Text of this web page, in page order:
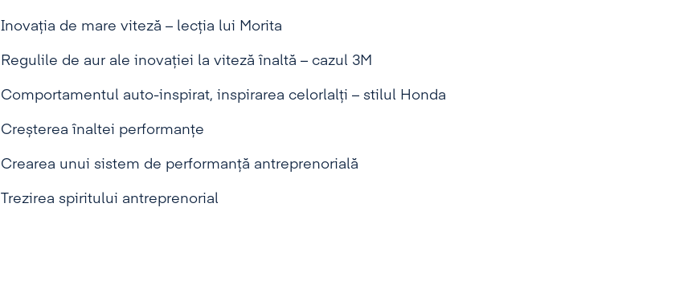
Inovația de mare viteză – lecția lui Morita
Regulile de aur ale inovației la viteză înaltă – cazul 3M
Comportamentul auto-inspirat, inspirarea celorlalți – stilul Honda
Creșterea înaltei performanțe
Crearea unui sistem de performanță antreprenorială
Trezirea spiritului antreprenorial